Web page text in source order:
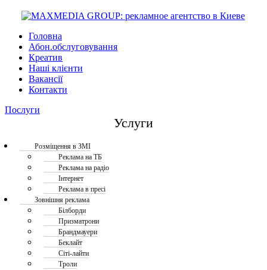
Головна
Абон.обслуговування
Креатив
Наші клієнти
Вакансії
Контакти
Послуги
Услуги
Розміщення в ЗМІ
Реклама на ТБ
Реклама на радіо
Інтернет
Реклама в пресі
Зовнішня реклама
Білборди
Призматрони
Брандмауери
Беклайт
Сіті-лайти
Троли